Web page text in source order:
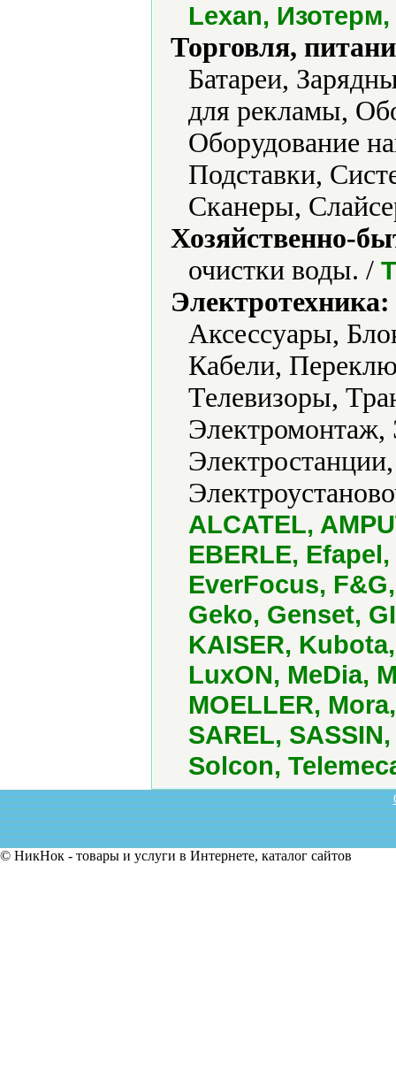
Lexan,
Торговля,
Батареи,
для рекламы,
Оборудование
Подставки,
Сканеры,
Хозяйственно-
очистки воды. /
Электротехника:
Аксессуары,
Кабели,
Телевизоры,
ALCATEL,
EBERLE,
EverFocus,
Geko, Genset,
KAISER,
LuxON, MeDia,
MOELLER,
SAREL,
Solcon,
© НикНок - товары и услуги в Интернете, каталог сайтов